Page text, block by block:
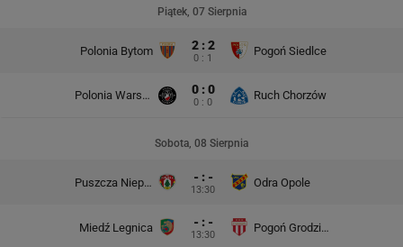
Piątek, 07 Sierpnia
Polonia Bytom 2 : 2
0 : 1
Pogoń Siedlce
Polonia Warszawa 0 : 0
0 : 0
Ruch Chorzów
Sobota, 08 Sierpnia
Puszcza Niepołomice - : -
13:30
Odra Opole
Miedź Legnica - : -
13:30
Pogoń Grodzisk Mazowiecki